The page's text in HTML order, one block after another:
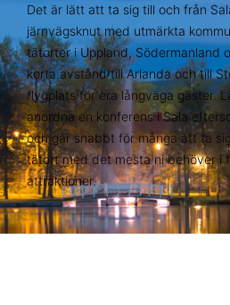
Det är lätt att ta sig till och från
järnvägsknut med utmärkta
tätorter i Uppland, Södermanland
korta avstånd till Arlanda och till
flygplats för era långväga gäster.
anordna en konferens i Sala
och går snabbt för många att ta
tätort med det mesta ni behöver i
attraktioner.